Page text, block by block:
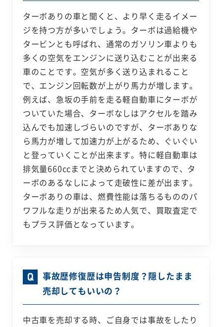
ターボありの車と聞くと、より早く走るイメー
ジを持つ方が多いでしょう。ターボは過給機や
タービンとも呼ばれ、通常のガソリン車よりも
多くの空気をエンジンに送り込むことが出来る
車のことです。空気が多く送り込まれること
で、エンジン回転数が上がり馬力が増します。
例えば、急坂の手前を走る軽自動車にターボが
ついていた場合、ターボなしはアクセルを踏み
込んでも加速しづらいのですが、ターボありな
ら馬力が増して加速力が上がるため、ぐいぐい
と登っていくことが出来ます。特に軽自動車は
排気量660ccまでと決められていますので、タ
ーボのあるなしによって走破性に差が出ます。
ターボありの車は、燃費性能は落ちるもののパ
ワフルな走りが出来るため人気で、買取査定で
もプラス評価となっています。
事故歴修復歴は申告制度？隠したまま
売却してもいいの？
中古車を売却する時、ご自身では事故をしたり